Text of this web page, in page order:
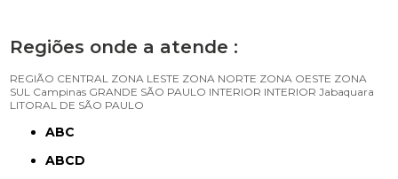
Regiões onde a atende :
REGIÃO CENTRAL ZONA LESTE ZONA NORTE ZONA OESTE ZONA
SUL Campinas GRANDE SÃO PAULO INTERIOR INTERIOR Jabaquara
LITORAL DE SÃO PAULO
ABC
ABCD